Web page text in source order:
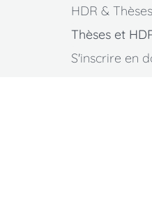
HDR &
Thèses et
S'inscrire en